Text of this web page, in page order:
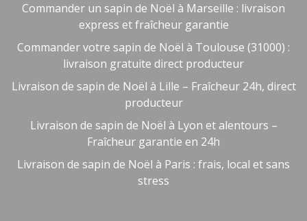
Commander un sapin de Noël à Marseille : livraison
express et fraîcheur garantie
Commander votre sapin de Noël à Toulouse (31000) :
livraison gratuite direct producteur
Livraison de sapin de Noël à Lille – Fraîcheur 24h, direct
producteur
Livraison de sapin de Noël à Lyon et alentours –
Fraîcheur garantie en 24h
Livraison de sapin de Noël à Paris : frais, local et sans
stress